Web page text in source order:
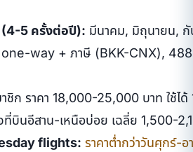
(4-5 ครั้งต่อปี): มีนาคม, มิถุนายน,
one-way + ภาษี (BKK-CNX),
ชิก ราคา 18,000-25,000 บาท ใช้ไ
บินอีสาน-เหนือบ่อย เฉลี่ย 1,500-
flights: ราคาต่ำกว่าวันศุกร์-